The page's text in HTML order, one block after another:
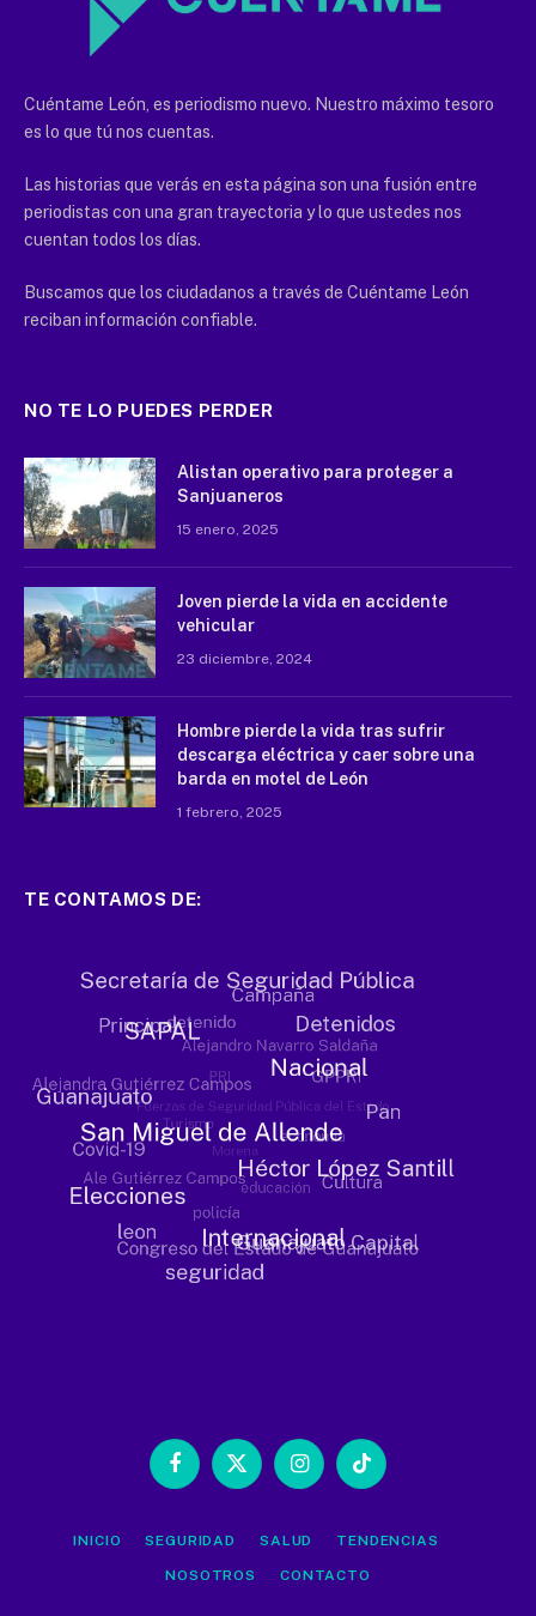
Cuéntame León, es periodismo nuevo. Nuestro máximo tesoro
es lo que tú nos cuentas.
Las historias que verás en esta página son una fusión entre
periodistas con una gran trayectoria y lo que ustedes nos
cuentan todos los días.
Buscamos que los ciudadanos a través de Cuéntame León
reciban información confiable.
NO TE LO PUEDES PERDER
Alistan operativo para proteger a
Sanjuaneros
15 enero, 2025
Joven pierde la vida en accidente
vehicular
23 diciembre, 2024
Hombre pierde la vida tras sufrir
descarga eléctrica y caer sobre una
barda en motel de León
1 febrero, 2025
TE CONTAMOS DE:
Facebook
X
InstagramTikTok
INICIO SEGURIDAD SALUD TENDENCIAS
NOSOTROS CONTACTO